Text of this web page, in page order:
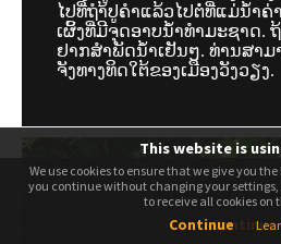
ໄປທີ່ຖຳ້ປູຄຳແລ້ວໄປຕໍ່ທີ່ແມ່ນ້ຳຄ່
ເຜິ້ງທີ່ມີຈຸດອາບນ້ຳທຳມະຊາດ.
ຢາກສຳພັດນ້ຳເຢັນໆ. ທ່ານສາມ
ຈັງທາງທິດໃຕ້ຂອງເມືອງວັງວຽງ.
We use cookies to ensure that we give you
you continue without changing your
to receive all cookies on
Continue
This website is
We use cookies to ensure that we give you
you continue without changing your
to receive all cookies on
Continue